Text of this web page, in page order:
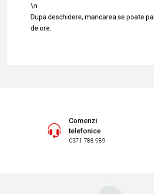
\n
Dupa deschidere, mancarea se poate
de ore.
Comenzi
telefonice
0371 788 989